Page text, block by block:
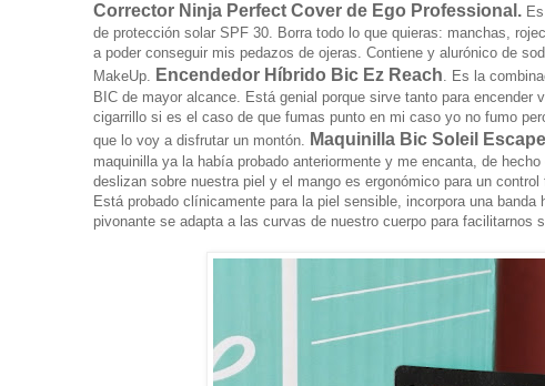
Corrector Ninja Perfect Cover de Ego Professional.
de protección solar SPF 30. Borra todo lo que quieras: manchas,
a poder conseguir mis pedazos de ojeras. Contiene y alurónico de
MakeUp. Encendedor Híbrido Bic Ez Reach. Es la
BIC de mayor alcance. Está genial porque sirve tanto para
cigarrillo si es el caso de que fumas punto en mi caso yo no fumo
que lo voy a disfrutar un montón. Maquinilla Bic Soleil
maquinilla ya la había probado anteriormente y me encanta, de
deslizan sobre nuestra piel y el mango es ergonómico para un
Está probado clínicamente para la piel sensible, incorpora una
pivonante se adapta a las curvas de nuestro cuerpo para facilitarnos